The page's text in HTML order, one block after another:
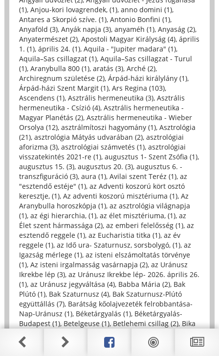
(1), Anjou-kori lovagrendek, (1), anno domini (1),
Antares a Skorpió szíve. (1), Antonio Bonfini (1),
Anyaföld (3), Anyák napja (3), anyaméh (1), Anyaság (2),
Anyatermészet (2), Apostoli Magyar Királyság (4), április
1. (1), április 24. (1), Aquila - "Jupiter madara" (1),
Aquila–Sas csillagzat (1), Aquila–Sas csillagzat - Turul
(1), Aranybulla 800 (1), aratás (3), Arché (2),
Archiregnum születése (2), Árpád-házi királylány (1),
Árpád-házi Szent Margit (1), Ars Regina (103),
Ascendens (1), Asztrális hermeneutika (3), Asztrális
hermeneutika - Csízió (4), Asztrális hermeneutika -
Magyar Planétás (2), Asztrális hermeneutika - Wieber
Orsolya (12), asztrálmítoszi hagyomány (1), Asztrológia
(21), asztrológia Mátyás udvarában (2), asztrológiai
aforizma (3), asztrológiai számvetés (1), asztrológiai
visszatekintés 2021-re (1), augusztus 1- Szent Zsófia (1),
augusztus 15. (3), augusztus 20. (3), augusztus 6. -
transzfiguráció (3), aura (1), Avilai szent Teréz (1), az
"esztendő estéje" (1), az Adventi koszorú kört osztó
keresztje, (1), Az adventi koszorú misztériuma (1), Az
Aranybulla horoszkópja (1), az asztrológia világnapja
(1), az égi hierarchia, (1), az élet misztériuma, (1), az
Élet szent hármassága (2), az emberi felelősség (1), az
esztendő reggele (1), az Eucharistia titka (1), az év
reggele (1), az Idő ura- Szaturnusz, sorsbolygó, (1), az
Igazság mérlege (1), az isteni elszámoltatás törvénye
(1), Az isteni irgalmasság vasárnapja (2), az Uránusz
Ikrekbe lép (3), az Uránusz Ikrekbe lép- 2026. április 26.
(1), az Uránusz jegyváltása (4), Babba Mária (2), Bak
Plútó (1), Bak Szaturnusz (4), Bak Szaturnusz-Plútó
együttállás (7), Barátság kőolajvezeték felrobbantása-
Nap-Uránusz (1), Béketárgyalás (1), Béketárgyalás-
Budapest (1), Betelgeuse (1), Betlehemi csillag (2), Bika
Holdcsomópont együttállás (1)
Bika Uránusz (9)